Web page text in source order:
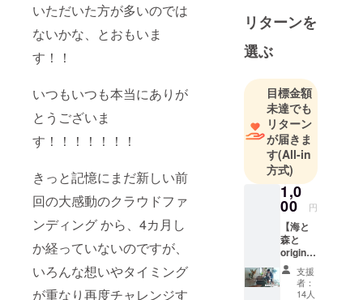
いただいた方が多いのでは
ないかな、とおもいま
す！！
いつもいつも本当にありが
とうございま
す！！！！！！！
きっと記憶にまだ新しい前
回の大感動のクラウドファ
ンディング から、4カ月し
か経っていないのですが、
いろんな想いやタイミング
が重なり再度チャレンジす
自分と繋が
る
セラピスト
10年。
いろんな土
地を経て、
たどり着い
た南葉山で
波の音しか
聞こえない
環境・空間
で1日1組様
限定のプラ
イベートス
リターンを
選ぶ
目標金額
未達でも
リターン
が届きま
す(All-in
方式)
1,0
00 円
【海と
森と
original
healing
music
音源ダ
支援
者：
14人